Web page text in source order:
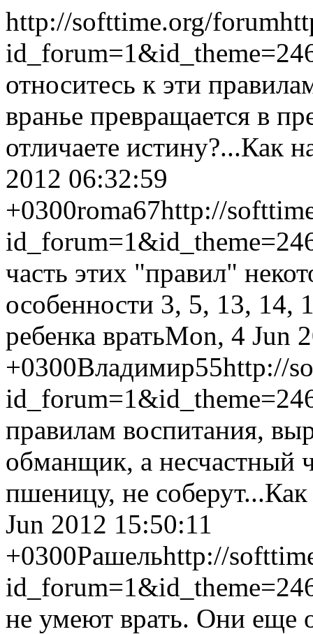
http://softtime.org/forum
относитесь к эти
вранье превращается в
отличаете истину?...Как
2012 06:32:59
+0300roma67http://
часть этих "правил"
особенности 3, 5, 13, 14,
ребенка вратьMon, 4 Jun
+0300Владимир55http://
правилам воспитания,
обманщик, а несчастный
пшеницу, не соберут...Как
Jun 2012 15:50:11
+0300Рашельhttp://
не умеют врать. Они еще